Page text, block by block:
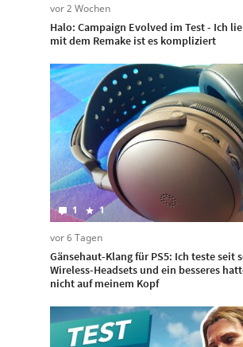
vor 2 Wochen
Halo: Campaign Evolved im Test - Ich
mit dem Remake ist es kompliziert
1 1
vor 6 Tagen
Gänsehaut-Klang für PS5: Ich teste seit
Wireless-Headsets und ein besseres
nicht auf meinem Kopf